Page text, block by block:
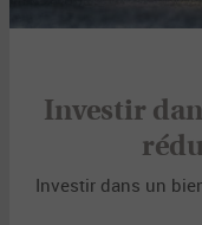
Investir
Investir dans un